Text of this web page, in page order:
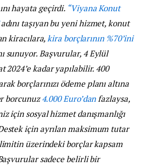
hayata geçirdi. “Viyana Konut
adını taşıyan bu yeni hizmet, konut
kiracılara, kira borçlarının %70’ini
sunuyor. Başvurular, 4 Eylül
2024’e kadar yapılabilir. 400
borçlarınızı ödeme planı altına
borcunuz4.000 Euro’danfazlaysa,
için sosyal hizmet danışmanlığı
için ayrılan maksimum tutar
limitin üzerindeki borçlar kapsam
sadece belirli bir